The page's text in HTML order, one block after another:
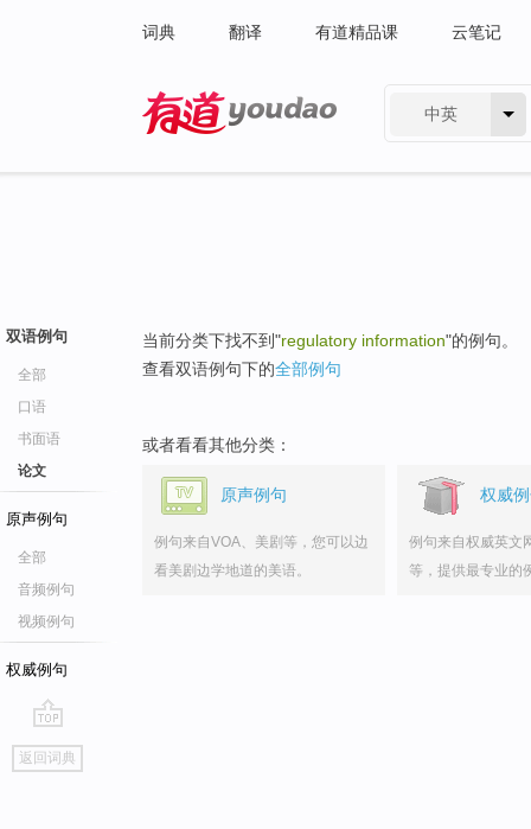
词典 翻译 有道精品课 云笔记
中英
双语例句
全部
口语
书面语
论文
原声例句
全部
音频例句
视频例句
权威例句
go
top
返回词典
当前分类下找不到"regulatory information"的例句。
查看双语例句下的全部例句
或者看看其他分类：
原声例句
例句来自VOA、美剧等，您可以边
看美剧边学地道的美语。
权威
例句来自权威英文
等，提供最专业的